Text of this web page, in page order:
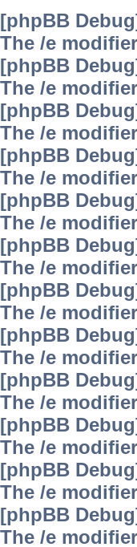
[phpBB
The /e
[phpBB
The /e
[phpBB
The /e
[phpBB
The /e
[phpBB
The /e
[phpBB
The /e
[phpBB
The /e
[phpBB
The /e
[phpBB
The /e
[phpBB
The /e
[phpBB
The /e
[phpBB
The /e